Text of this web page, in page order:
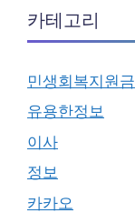
카테고리
민생회복지원금
유용한정보
이사
정보
카카오